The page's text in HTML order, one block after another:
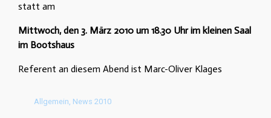
statt am
Mittwoch, den 3. März 2010 um 18.30 Uhr im kleinen Saal
im Bootshaus
Referent an diesem Abend ist Marc-Oliver Klages
Allgemein, News 2010